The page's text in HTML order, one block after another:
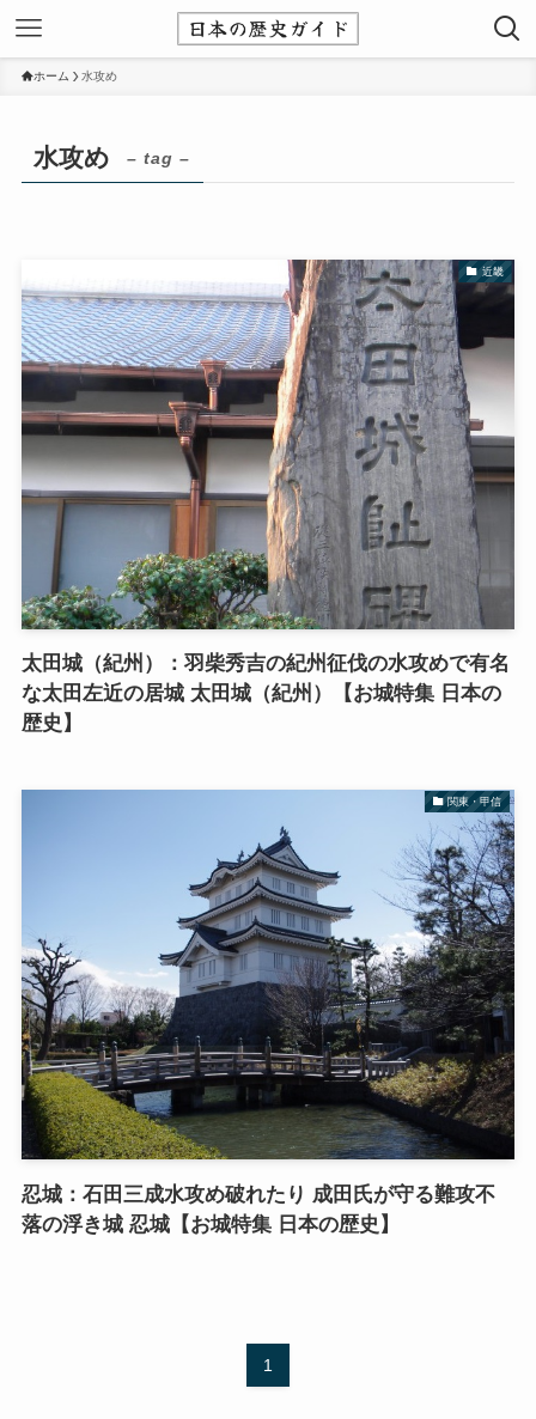
ホーム 水攻め
水攻め – tag –
近畿
太田城（紀州）：羽柴秀吉の紀州征伐の水攻めで有名
な太田左近の居城 太田城（紀州）【お城特集 日本の
歴史】
関東・甲信
忍城：石田三成水攻め破れたり 成田氏が守る難攻不
落の浮き城 忍城【お城特集 日本の歴史】
1